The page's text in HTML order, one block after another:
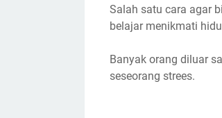
Salah satu cara agar
belajar menikmati
Banyak orang diluar
seseorang strees.